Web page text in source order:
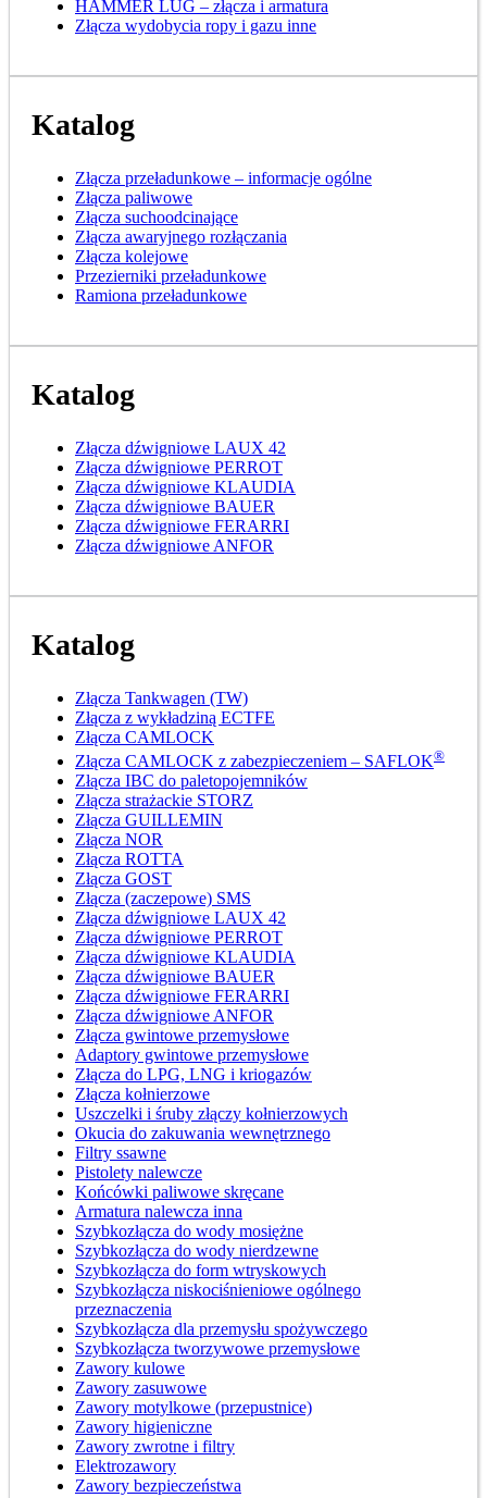
HAMMER LUG – złącza i armatura
Złącza wydobycia ropy i gazu inne
Katalog
Złącza przeładunkowe – informacje ogólne
Złącza paliwowe
Złącza suchoodcinające
Złącza awaryjnego rozłączania
Złącza kolejowe
Przezierniki przeładunkowe
Ramiona przeładunkowe
Katalog
Złącza dźwigniowe LAUX 42
Złącza dźwigniowe PERROT
Złącza dźwigniowe KLAUDIA
Złącza dźwigniowe BAUER
Złącza dźwigniowe FERARRI
Złącza dźwigniowe ANFOR
Katalog
Złącza Tankwagen (TW)
Złącza z wykładziną ECTFE
Złącza CAMLOCK
Złącza CAMLOCK z zabezpieczeniem – SAFLOK®
Złącza IBC do paletopojemników
Złącza strażackie STORZ
Złącza GUILLEMIN
Złącza NOR
Złącza ROTTA
Złącza GOST
Złącza (zaczepowe) SMS
Złącza dźwigniowe LAUX 42
Złącza dźwigniowe PERROT
Złącza dźwigniowe KLAUDIA
Złącza dźwigniowe BAUER
Złącza dźwigniowe FERARRI
Złącza dźwigniowe ANFOR
Złącza gwintowe przemysłowe
Adaptory gwintowe przemysłowe
Złącza do LPG, LNG i kriogazów
Złącza kołnierzowe
Uszczelki i śruby złączy kołnierzowych
Okucia do zakuwania wewnętrznego
Filtry ssawne
Pistolety nalewcze
Końcówki paliwowe skręcane
Armatura nalewcza inna
Szybkozłącza do wody mosiężne
Szybkozłącza do wody nierdzewne
Szybkozłącza do form wtryskowych
Szybkozłącza niskociśnieniowe ogólnego
przeznaczenia
Szybkozłącza dla przemysłu spożywczego
Szybkozłącza tworzywowe przemysłowe
Zawory kulowe
Zawory zasuwowe
Zawory motylkowe (przepustnice)
Zawory higieniczne
Zawory zwrotne i filtry
Elektrozawory
Zawory bezpieczeństwa